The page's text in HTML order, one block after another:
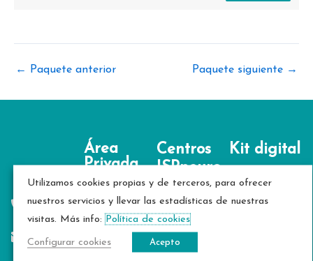
← Paquete anterior Paquete siguiente →
664 40
45 15
consulta@ispneuro.com
Área
Privada
Política de
privacidad
Política de
Centros
ISPneuro
Mairena del
Aljarafe
📍Av. de las
Kit digital
Este sitio
web ha
Utilizamos cookies propias y de terceros, para ofrecer
nuestros servicios y llevar las estadísticas de nuestras
visitas. Más info: Política de cookies
Configurar cookies Acepto